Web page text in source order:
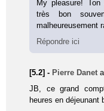
My pleasure!
très bon
malheureusement
Répondre ici
[5.2] - Pierre Danet
JB, ce grand
heures en déjeunant